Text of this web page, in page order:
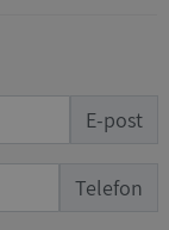
E-post
Telefon